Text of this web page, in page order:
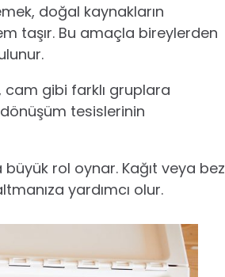
doğal kaynakların
taşır. Bu amaçla bireylerden
cam gibi farklı gruplara
tesislerinin
rol oynar. Kağıt veya bez
yardımcı olur.